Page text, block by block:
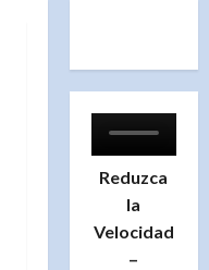
Reduzca
la
Velocidad
–